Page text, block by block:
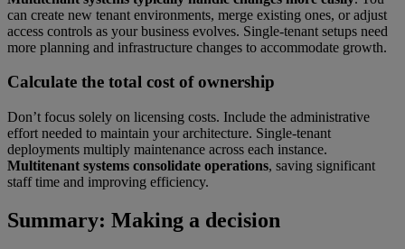
can create new tenant environments, merge existing ones, or adjust
access controls as your business evolves. Single-tenant setups need
more planning and infrastructure changes to accommodate growth.
Calculate the total cost of ownership
Don’t focus solely on licensing costs. Include the administrative
effort needed to maintain your architecture. Single-tenant
deployments multiply maintenance across each instance.
Multitenant systems consolidate operations, saving significant
staff time and improving efficiency.
Summary: Making a decision